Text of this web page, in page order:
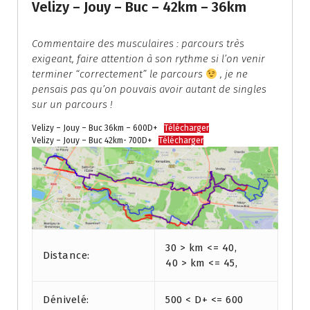
Velizy – Jouy – Buc – 42km – 36km
Commentaire des musculaires : parcours très
exigeant, faire attention à son rythme si l’on venir
terminer “correctement” le parcours
, je ne
pensais pas qu’on pouvais avoir autant de singles
sur un parcours !
Velizy – Jouy – Buc 36km – 600D+
Télécharger
Velizy – Jouy – Buc 42km- 700D+
Télécharger
Distance:
30 > km <= 40,
40 > km <= 45,
Dénivelé: 500 < D+ <= 600